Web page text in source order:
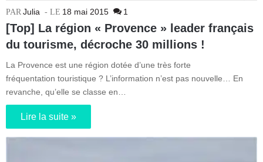
Julia 18 mai 2015 1
[Top] La région « Provence » leader français
du tourisme, décroche 30 millions !
La Provence est une région dotée d’une très forte
fréquentation touristique ? L’information n’est pas nouvelle… En
revanche, qu’elle se classe en…
Lire la suite »